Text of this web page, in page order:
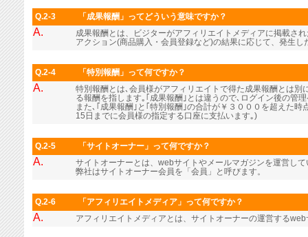
Q.2-3 「成果報酬」ってどういう意味ですか？
A.
成果報酬とは、ビジターがアフィリエイトメディアに掲載さ
アクション(商品購入・会員登録など)の結果に応じて、発生し
Q.2-4 「特別報酬」って何ですか？
A.
特別報酬とは､会員様がアフィリエイトで得た成果報酬とは
る報酬を指します｡｢成果報酬｣とは違うので､ログイン後の管
また､｢成果報酬｣と｢特別報酬｣の合計が￥３０００を超えた
15日までに会員様の指定する口座に支払います｡)
Q.2-5 「サイトオーナー」って何ですか？
A.
サイトオーナーとは、webサイトやメールマガジンを運営し
弊社はサイトオーナー会員を「会員」と呼びます。
Q.2-6 「アフィリエイトメディア」って何ですか？
A. アフィリエイトメディアとは、サイトオーナーの運営する